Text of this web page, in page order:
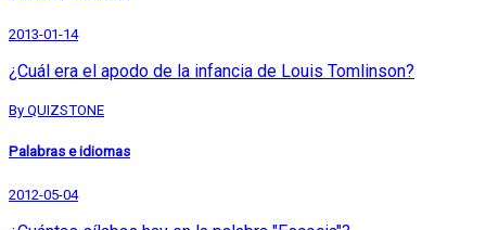
2013-01-14
¿Cuál era el apodo de la infancia de Louis Tomlinson?
By QUIZSTONE
Palabras e idiomas
2012-05-04